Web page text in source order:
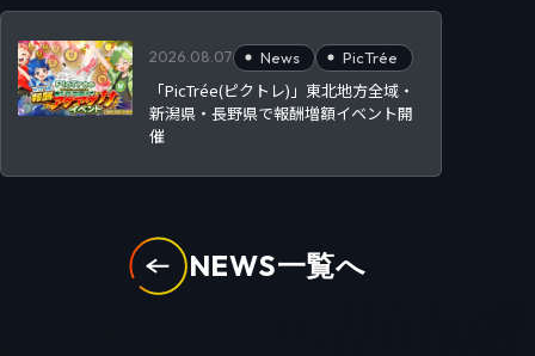
2026.08.07 News PicTrée
「PicTrée(ピクトレ)」東北地方全域・
新潟県・長野県で報酬増額イベント開
催
NEWS一覧へ